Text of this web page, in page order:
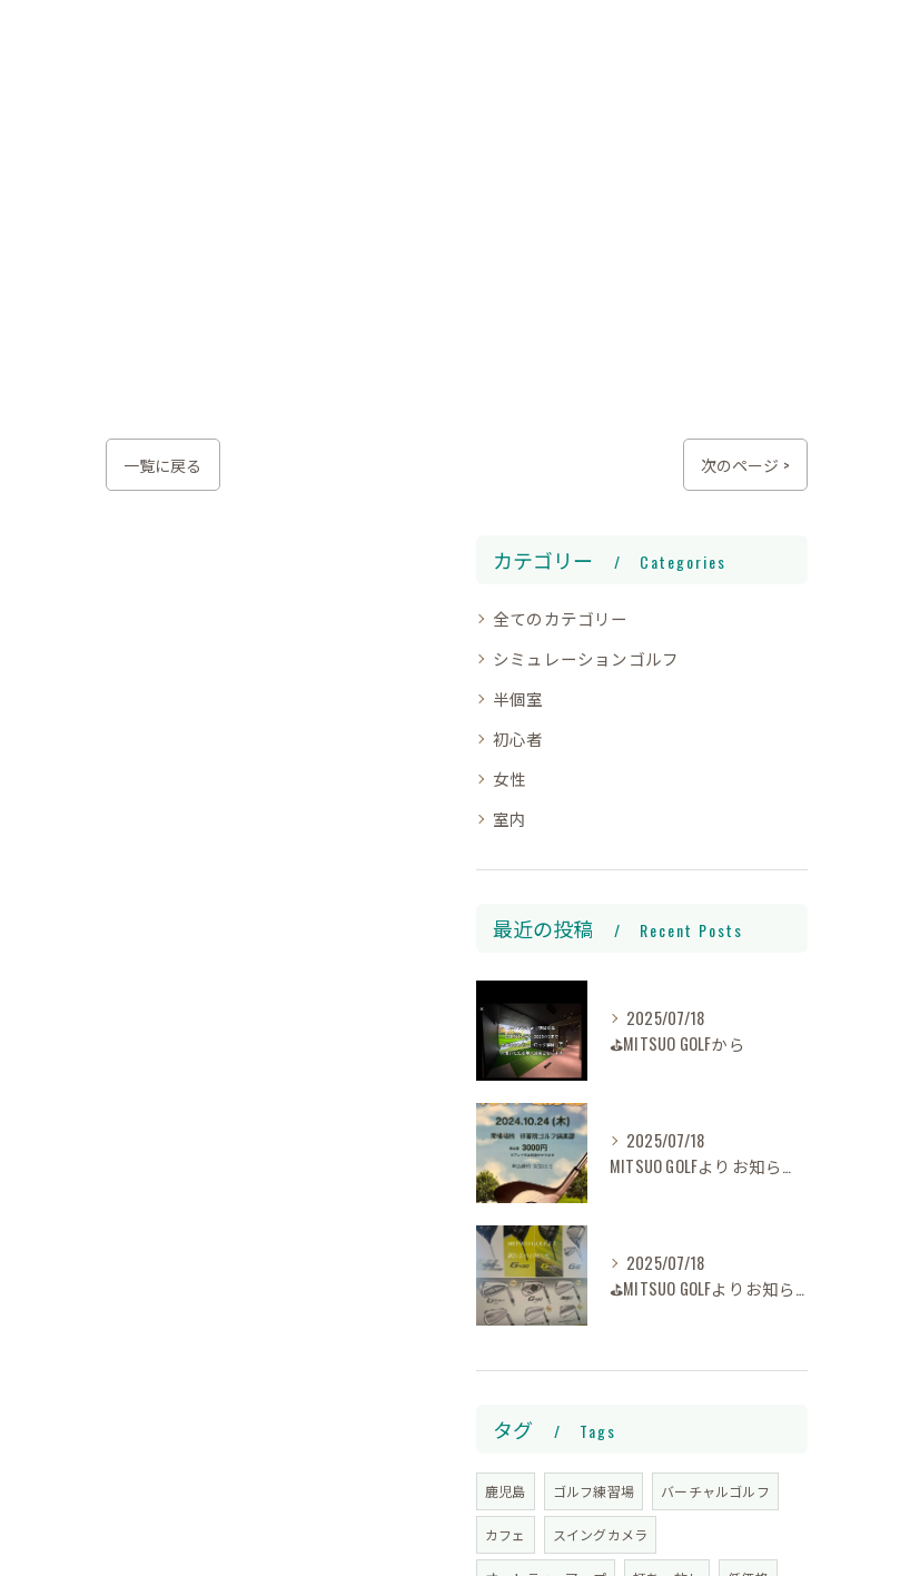
一覧に戻る 次のページ >
カテゴリー Categories
全てのカテゴリー
シミュレーションゴルフ
半個室
初心者
女性
室内
最近の投稿 Recent Posts
2025/07/18
⛳️MITSUO GOLFから
2025/07/18
MITSUO GOLFよりお知らせ⛳️
2025/07/18
⛳️MITSUO GOLFよりお知らせです
タグ Tags
鹿児島 ゴルフ練習場 バーチャルゴルフ
カフェ スイングカメラ